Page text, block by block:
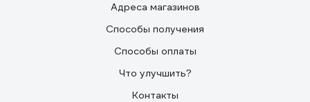
Адреса магазинов
Способы получения
Способы оплаты
Что улучшить?
Контакты